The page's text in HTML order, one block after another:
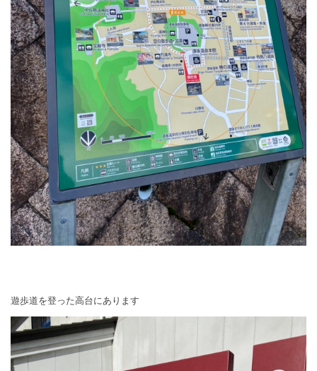
遊歩道を登った高台にあります